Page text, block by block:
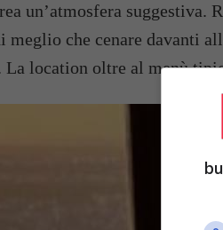
un’atmosfera suggestiva.
meglio che cenare davanti
La location oltre al menù